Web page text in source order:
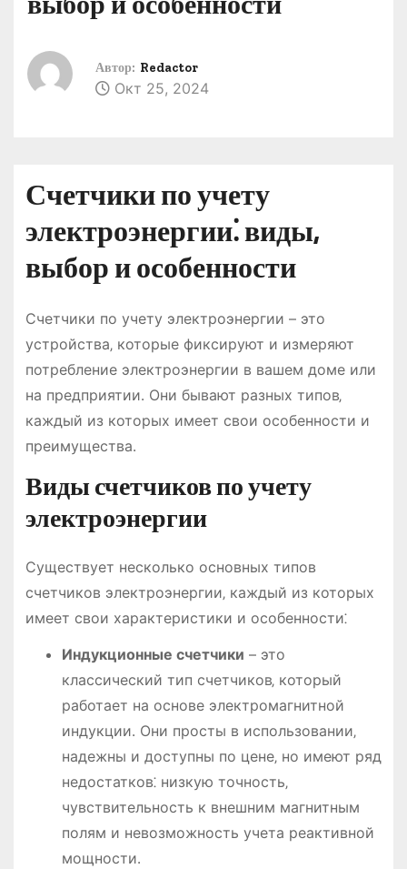
Автор: Redactor
Окт 25, 2024
Счетчики по учету
электроэнергии⁚ виды‚
выбор и особенности
Счетчики по учету электроэнергии – это
устройства‚ которые фиксируют и измеряют
потребление электроэнергии в вашем доме или
на предприятии․ Они бывают разных типов‚
каждый из которых имеет свои особенности и
преимущества․
Виды счетчиков по учету
электроэнергии
Существует несколько основных типов
счетчиков электроэнергии‚ каждый из которых
имеет свои характеристики и особенности⁚
Индукционные счетчики – это
классический тип счетчиков‚ который
работает на основе электромагнитной
индукции․ Они просты в использовании‚
надежны и доступны по цене‚ но имеют ряд
недостатков⁚ низкую точность‚
чувствительность к внешним магнитным
полям и невозможность учета реактивной
мощности․